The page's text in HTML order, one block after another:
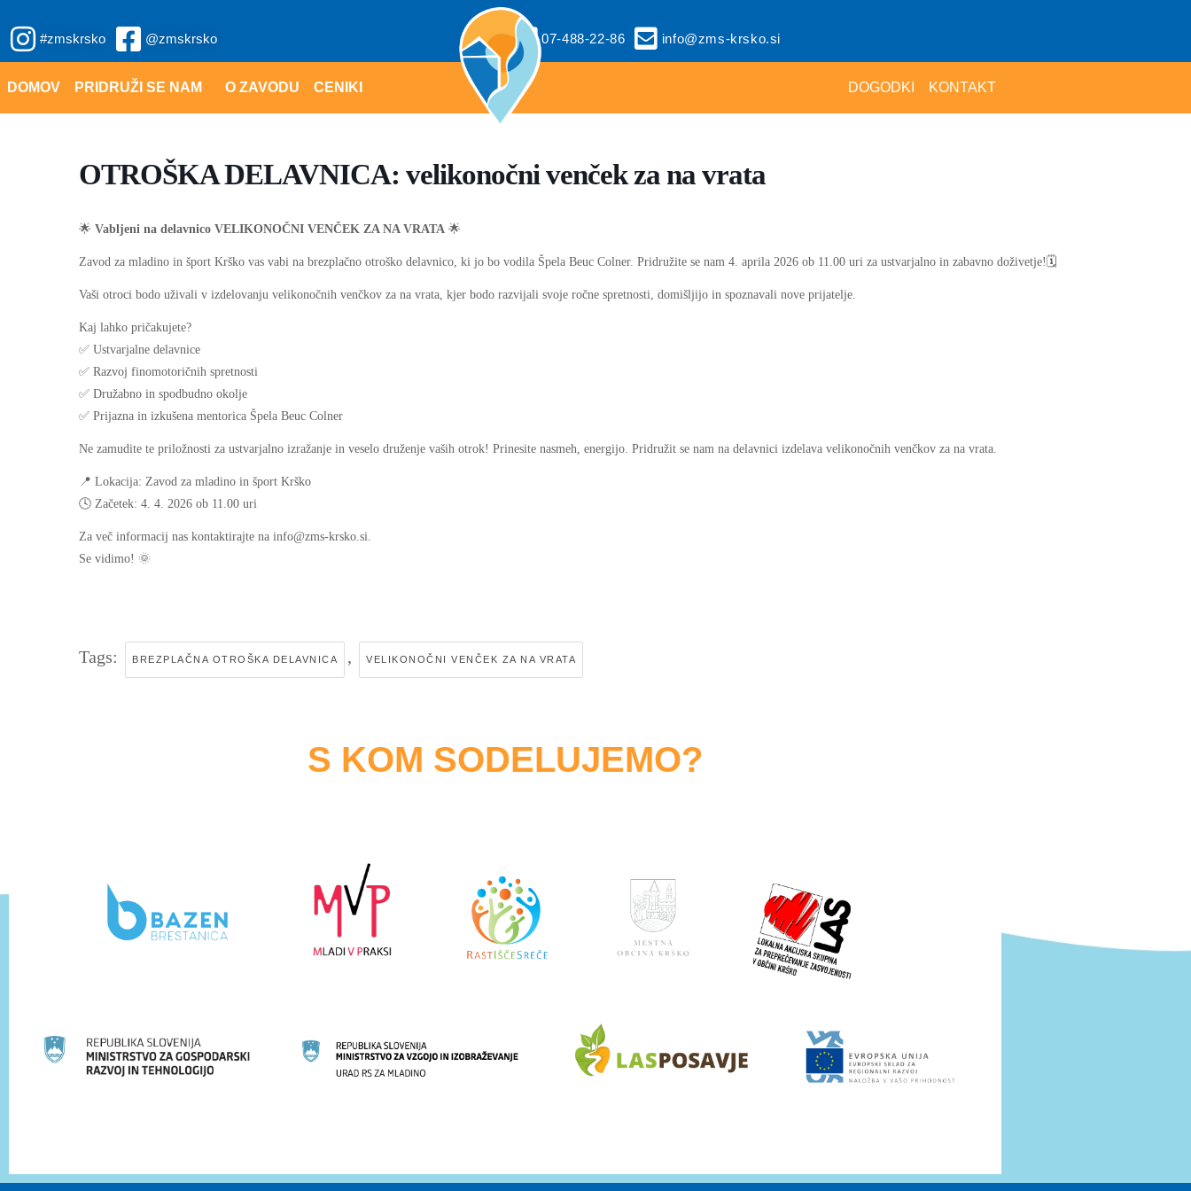
to
#zmskrsko @zmskrsko 07-488-22-86 info@zms-krsko.si
DOMOV PRIDRUŽI SE NAM O ZAVODU CENIKI DOGODKI KONTAKT
OTROŠKA DELAVNICA: velikonočni venček za na vrata
🌟 Vabljeni na delavnico VELIKONOČNI VENČEK ZA NA VRATA 🌟
Zavod za mladino in šport Krško vas vabi na brezplačno otroško delavnico, ki jo bo vodila Špela Beuc Colner. Pridružite se nam 4. aprila 2026 ob 11.00 uri za ustvarjalno in zabavno doživetje!🗓️
Vaši otroci bodo uživali v izdelovanju velikonočnih venčkov za na vrata, kjer bodo razvijali svoje ročne spretnosti, domišljijo in spoznavali nove prijatelje.
Kaj lahko pričakujete?
✅ Ustvarjalne delavnice
✅ Razvoj finomotoričnih spretnosti
✅ Družabno in spodbudno okolje
✅ Prijazna in izkušena mentorica Špela Beuc Colner
Ne zamudite te priložnosti za ustvarjalno izražanje in veselo druženje vaših otrok! Prinesite nasmeh, energijo. Pridružit se nam na delavnici izdelava velikonočnih venčkov za na vrata.
📍 Lokacija: Zavod za mladino in šport Krško
🕓 Začetek: 4. 4. 2026 ob 11.00 uri
Za več informacij nas kontaktirajte na info@zms-krsko.si.
Se vidimo! 🌞
Tags: BREZPLAČNA OTROŠKA DELAVNICA , VELIKONOČNI VENČEK ZA NA VRATA
S KOM SODELUJEMO?